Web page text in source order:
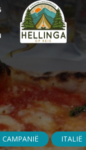
CAMPANIË ITALIË